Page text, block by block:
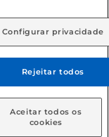
deseja receber
em Loja
line é de R$
direitos
Configurar privacidade
Rejeitar todos
Aceitar todos os
cookies